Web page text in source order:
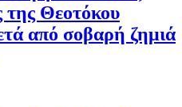
Θεοτόκου
από σοβαρή ζημιά